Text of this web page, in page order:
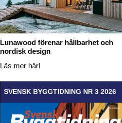
Lunawood förenar hållbarhet och
nordisk design
Läs mer här!
SVENSK BYGGTIDNING NR 3 2026